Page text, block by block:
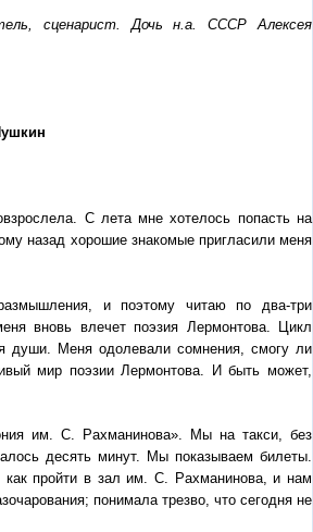
сценарист. Дочь н.а. СССР Алексея
С лета мне хотелось попасть на
назад хорошие знакомые пригласили меня
и поэтому читаю по два-три
вновь влечет поэзия Лермонтова. Цикл
души. Меня одолевали сомнения, смогу ли
мир поэзии Лермонтова. И быть может,
им. С. Рахманинова». Мы на такси, без
десять минут. Мы показываем билеты.
как пройти в зал им. С. Рахманинова, и нам
понимала трезво, что сегодня не